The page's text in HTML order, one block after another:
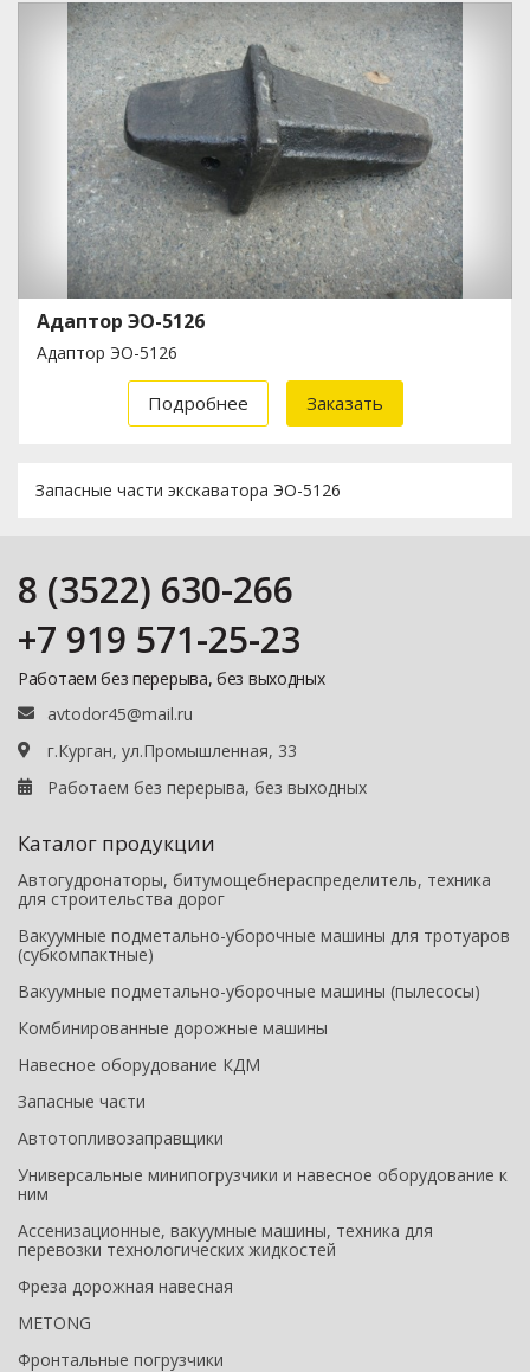
Адаптор ЭО-5126
Адаптор ЭО-5126
Подробнее Заказать
Запасные части экскаватора ЭО-5126
8 (3522) 630-266
+7 919 571-25-23
Работаем без перерыва, без выходных
avtodor45@mail.ru
г.Курган, ул.Промышленная, 33
Работаем без перерыва, без выходных
Каталог продукции
Автогудронаторы, битумощебнераспределитель, техника
для строительства дорог
Вакуумные подметально-уборочные машины для тротуаров
(субкомпактные)
Вакуумные подметально-уборочные машины (пылесосы)
Комбинированные дорожные машины
Навесное оборудование КДМ
Запасные части
Автотопливозаправщики
Универсальные минипогрузчики и навесное оборудование к
ним
Ассенизационные, вакуумные машины, техника для
перевозки технологических жидкостей
Фреза дорожная навесная
METONG
Фронтальные погрузчики